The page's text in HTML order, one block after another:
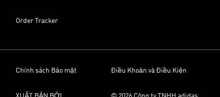
Order Tracker
Chính sách Bảo mật Điều Khoản và Điều Kiện